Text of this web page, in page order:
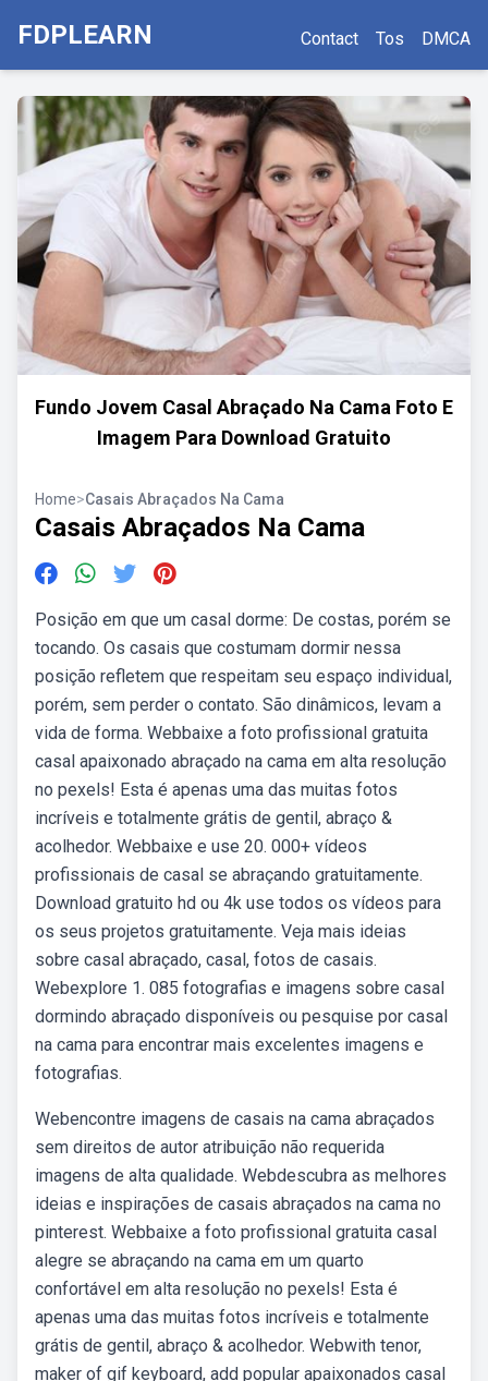
FDPLEARN Contact Tos DMCA
Fundo Jovem Casal Abraçado Na Cama Foto E
Imagem Para Download Gratuito
Home>Casais Abraçados Na Cama
Casais Abraçados Na Cama
Posição em que um casal dorme: De costas, porém se
tocando. Os casais que costumam dormir nessa
posição refletem que respeitam seu espaço individual,
porém, sem perder o contato. São dinâmicos, levam a
vida de forma. Webbaixe a foto profissional gratuita
casal apaixonado abraçado na cama em alta resolução
no pexels! Esta é apenas uma das muitas fotos
incríveis e totalmente grátis de gentil, abraço &
acolhedor. Webbaixe e use 20. 000+ vídeos
profissionais de casal se abraçando gratuitamente.
Download gratuito hd ou 4k use todos os vídeos para
os seus projetos gratuitamente. Veja mais ideias
sobre casal abraçado, casal, fotos de casais.
Webexplore 1. 085 fotografias e imagens sobre casal
dormindo abraçado disponíveis ou pesquise por casal
na cama para encontrar mais excelentes imagens e
fotografias.
Webencontre imagens de casais na cama abraçados
sem direitos de autor atribuição não requerida
imagens de alta qualidade. Webdescubra as melhores
ideias e inspirações de casais abraçados na cama no
pinterest. Webbaixe a foto profissional gratuita casal
alegre se abraçando na cama em um quarto
confortável em alta resolução no pexels! Esta é
apenas uma das muitas fotos incríveis e totalmente
grátis de gentil, abraço & acolhedor. Webwith tenor,
maker of gif keyboard, add popular apaixonados casal